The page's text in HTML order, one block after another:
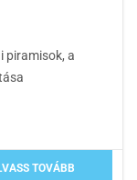
piramisok, a
TOVÁBB